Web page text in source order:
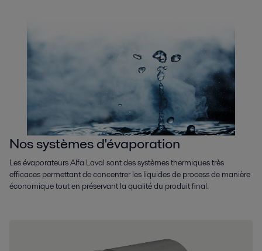
Nos systèmes d'évaporation
Les évaporateurs Alfa Laval sont des systèmes thermiques très
efficaces permettant de concentrer les liquides de process de manière
économique tout en préservant la qualité du produit final.